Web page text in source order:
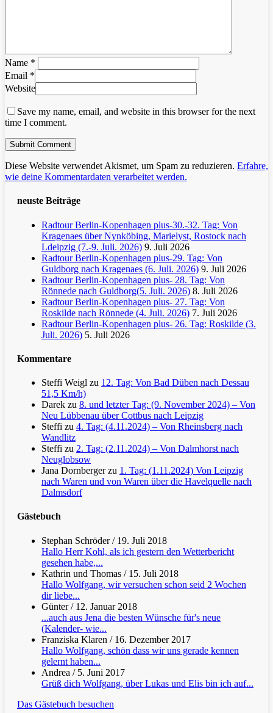
Name *
Email *
Website
Save my name, email, and website in this browser for the next
time I comment.
Diese Website verwendet Akismet, um Spam zu reduzieren. Erfahre,
wie deine Kommentardaten verarbeitet werden.
neuste Beiträge
Radtour Berlin-Kopenhagen plus-30.-32. Tag: Von
Kragenaes über Nynköbing, Marielyst, Rostock nach
Ldeipzig (7.-9. Juli. 2026) 9. Juli 2026
Radtour Berlin-Kopenhagen plus-29. Tag: Von
Guldborg nach Kragenaes (6. Juli. 2026) 9. Juli 2026
Radtour Berlin-Kopenhagen plus- 28. Tag: Von
Rönnede nach Guldborg(5. Juli. 2026) 8. Juli 2026
Radtour Berlin-Kopenhagen plus- 27. Tag: Von
Roskilde nach Rönnede (4. Juli. 2026) 7. Juli 2026
Radtour Berlin-Kopenhagen plus- 26. Tag: Roskilde (3.
Juli. 2026) 5. Juli 2026
Kommentare
Steffi Weigl zu 12. Tag: Von Bad Düben nach Dessau
51,5 Km/h)
Darek zu 8. und letzter Tag: (9. November 2024) – Von
Neu Lübbenau über Cottbus nach Leipzig
Steffi zu 4. Tag: (4.11.2024) – Von Rheinsberg nach
Wandlitz
Steffi zu 2. Tag: (2.11.2024) – Von Dalmhorst nach
Neuglobsow
Jana Dornbergerzu 1. Tag: (1.11.2024) Von Leipzig
nach Waren und von Waren über die Havelquelle nach
Dalmsdorf
Gästebuch
Stephan Schröder/ 19. Juli 2018
Hallo Herr Kohl, als ich gestern den Wetterbericht
gesehen habe,...
Kathrin und Thomas / 15. Juli 2018
Hallo Wolfgang, wir versuchen schon seid 2 Wochen
dir liebe...
Günter/ 12. Januar 2018
...auch aus Jena die besten Wünsche für's neue
(Kalender- wie...
Franziska Klaren / 16. Dezember 2017
Hallo Wolfgang, schön dass wir uns gerade kennen
gelernt haben...
Andrea / 5. Juni 2017
Grüß dich Wolfgang, über Lukas und Elis bin ich auf...
Das Gästebuch besuchen